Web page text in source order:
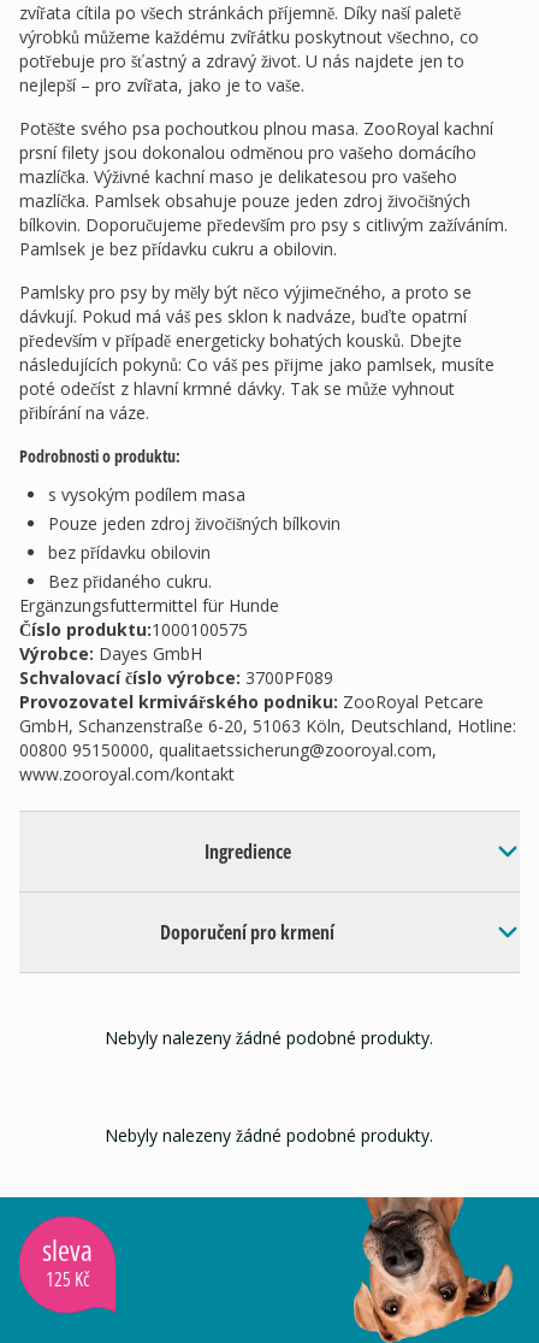
zvířata cítila po všech stránkách příjemně. Díky naší paletě
výrobků můžeme každému zvířátku poskytnout všechno, co
potřebuje pro šťastný a zdravý život. U nás najdete jen to
nejlepší – pro zvířata, jako je to vaše.
Potěšte svého psa pochoutkou plnou masa. ZooRoyal kachní
prsní filety jsou dokonalou odměnou pro vašeho domácího
mazlíčka. Výživné kachní maso je delikatesou pro vašeho
mazlíčka. Pamlsek obsahuje pouze jeden zdroj živočišných
bílkovin. Doporučujeme především pro psy s citlivým zažíváním.
Pamlsek je bez přídavku cukru a obilovin.
Pamlsky pro psy by měly být něco výjimečného, a proto se
dávkují. Pokud má váš pes sklon k nadváze, buďte opatrní
především v případě energeticky bohatých kousků. Dbejte
následujících pokynů: Co váš pes přijme jako pamlsek, musíte
poté odečíst z hlavní krmné dávky. Tak se může vyhnout
přibírání na váze.
Podrobnosti o produktu:
s vysokým podílem masa
Pouze jeden zdroj živočišných bílkovin
bez přídavku obilovin
Bez přidaného cukru.
Ergänzungsfuttermittel für Hunde
Číslo produktu:1000100575
Výrobce: Dayes GmbH
Schvalovací číslo výrobce: 3700PF089
Provozovatel krmivářského podniku: ZooRoyal Petcare
GmbH, Schanzenstraße 6-20, 51063 Köln, Deutschland, Hotline:
00800 95150000, qualitaetssicherung@zooroyal.com,
www.zooroyal.com/kontakt
Ingredience
Doporučení pro krmení
Nebyly nalezeny žádné podobné produkty.
Nebyly nalezeny žádné podobné produkty.
sleva
125 Kč